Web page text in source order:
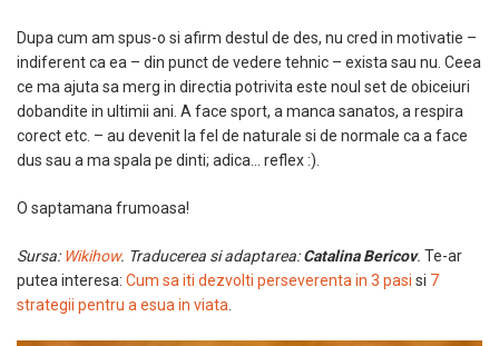
Dupa cum am spus-o si afirm destul de des, nu cred in motivatie –
indiferent ca ea – din punct de vedere tehnic – exista sau nu. Ceea
ce ma ajuta sa merg in directia potrivita este noul set de obiceiuri
dobandite in ultimii ani. A face sport, a manca sanatos, a respira
corect etc. – au devenit la fel de naturale si de normale ca a face
dus sau a ma spala pe dinti; adica… reflex :).
O saptamana frumoasa!
Sursa: Wikihow. Traducerea si adaptarea:Catalina Bericov. Te-ar
putea interesa: Cum sa iti dezvolti perseverenta in 3 pasi si 7
strategii pentru a esua in viata